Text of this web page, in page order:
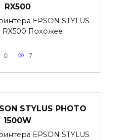
RX500
EPSON STYLUS
RX500 Похожее
0 7
STYLUS PHOTO
1500W
EPSON STYLUS